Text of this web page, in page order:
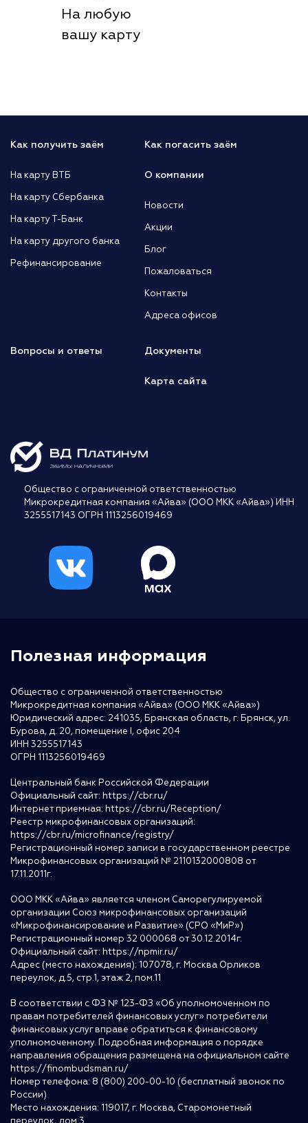
На любую
вашу карту
Как получить заём
На карту ВТБ
На карту Сбербанка
На карту Т-Банк
На карту другого банка
Рефинансирование
Как погасить заём
О компании
Новости
Акции
Блог
Пожаловаться
Контакты
Адреса офисов
Вопросы и ответы Документы
Карта сайта
Общество с ограниченной ответственностью
Микрокредитная компания «Айва» (ООО МКК «Айва») ИНН
3255517143 ОГРН 1113256019469
Полезная информация
Общество с ограниченной ответственностью
Микрокредитная компания «Айва» (ООО МКК «Айва»)
Юридический адрес: 241035, Брянская область, г. Брянск, ул.
Бурова, д. 20, помещение I, офис 204
ИНН 3255517143
ОГРН 1113256019469
Центральный банк Российской Федерации
Официальный сайт: https://cbr.ru/
Интернет приемная: https://cbr.ru/Reception/
Реестр микрофинансовых организаций:
https://cbr.ru/microfinance/registry/
Регистрационный номер записи в государственном реестре
Микрофинансовых организаций № 2110132000808 от
17.11.2011г.
ООО МКК «Айва» является членом Саморегулируемой
организации Союз микрофинансовых организаций
«Микрофинансирование и Развитие» (СРО «МиР»)
Регистрационный номер 32 000068 от 30.12.2014г.
Официальный сайт: https://npmir.ru/
Адрес (место нахождения): 107078, г. Москва Орликов
переулок, д.5, стр.1, этаж 2, пом.11
В соответствии с ФЗ № 123-ФЗ «Об уполномоченном по
правам потребителей финансовых услуг» потребители
финансовых услуг вправе обратиться к финансовому
уполномоченному. Подробная информация о порядке
направления обращения размещена на официальном сайте
https://finombudsman.ru/
Номер телефона: 8 (800) 200-00-10 (бесплатный звонок по
России)
Место нахождения: 119017, г. Москва, Старомонетный